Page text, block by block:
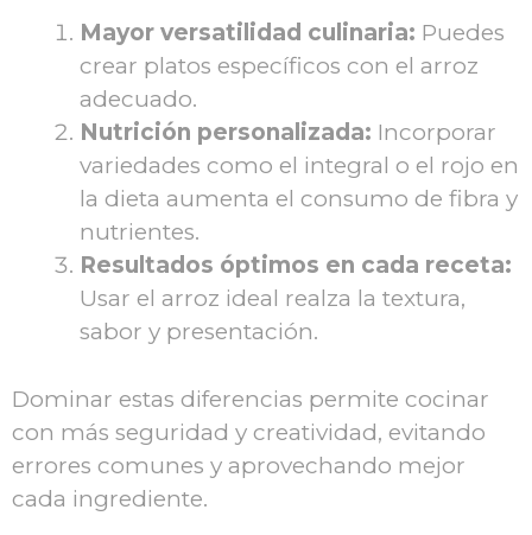
Mayor versatilidad culinaria: Puedes
crear platos específicos con el arroz
adecuado.
Nutrición personalizada: Incorporar
variedades como el integral o el rojo en
la dieta aumenta el consumo de fibra y
nutrientes.
Resultados óptimos en cada receta:
Usar el arroz ideal realza la textura,
sabor y presentación.
Dominar estas diferencias permite cocinar
con más seguridad y creatividad, evitando
errores comunes y aprovechando mejor
cada ingrediente.